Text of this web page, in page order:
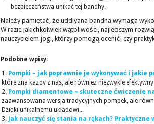
bezpieczeństwa unikać tej bandhy.
Należy pamiętać, że uddiyana bandha wymaga
W razie jakichkolwiek wątpliwości, najlepszym
nauczycielem jogi, którzy pomogą ocenić, czy
Podobne wpisy:
Pompki – jak poprawnie je wykonywać i jakie
które zna każdy z nas, ale również niezwykle
Pompki diamentowe – skuteczne ćwiczenie
zaawansowana wersja tradycyjnych pompek, ale
Dzięki unikalnemu układowi...
Jak nauczyć się stania na rękach?